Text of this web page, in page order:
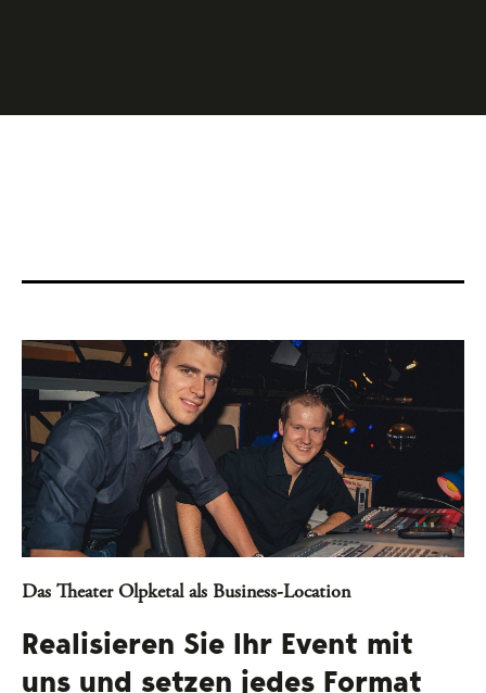
Das Theater Olpketal als Business-Location
Realisieren Sie Ihr Event mit
uns und setzen jedes Format